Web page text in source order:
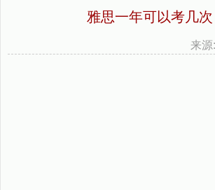
雅思一年可以考几次
来源